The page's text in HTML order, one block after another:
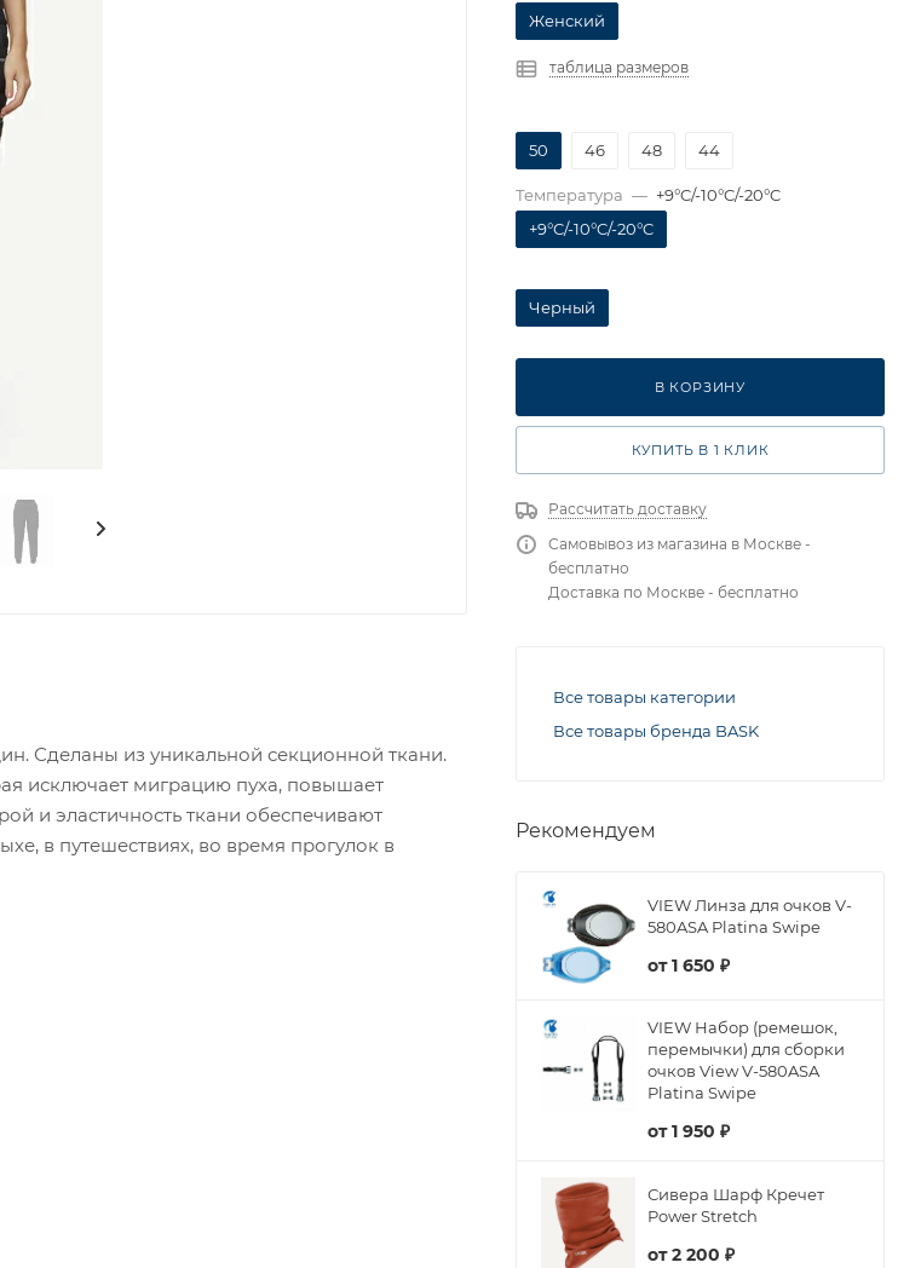
Сделаны из уникальной секционной ткани.
исключает миграцию пуха, повышает
и эластичность ткани обеспечивают
в путешествиях, во время прогулок в
Женский
таблица размеров
50 46 48 44
Температура — +9°C/-10°C/-20°C
+9°C/-10°C/-20°C
Черный
В КОРЗИНУ
КУПИТЬ В 1 КЛИК
Рассчитать доставку
Самовывоз из магазина в Москве -
бесплатно
Доставка по Москве - бесплатно
Все товары категории
Все товары бренда BASK
Рекомендуем
VIEW Линза для очков V-
580ASA Platina Swipe
от1 650 ₽
VIEW Набор (ремешок,
перемычки) для сборки
очков View V-580ASA
Platina Swipe
от1 950 ₽
Сивера Шарф Кречет
Power Stretch
от2 200 ₽